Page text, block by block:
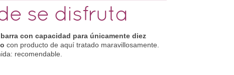
se disfruta
barra con capacidad para únicamente diez
con producto de aquí tratado maravillosamente.
recomendable.